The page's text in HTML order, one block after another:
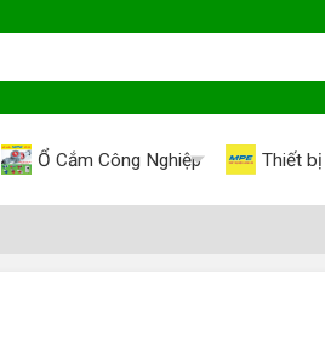
Ổ Cắm Công Nghiệp Thiết